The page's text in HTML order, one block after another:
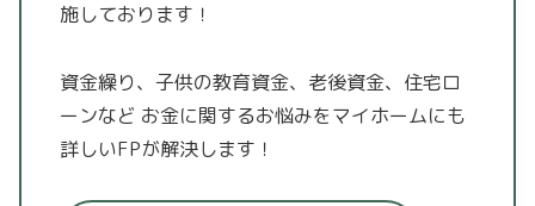
施しております！
資金繰り、子供の教育資金、老後資金、住宅ロ
ーンなど お金に関するお悩みをマイホームにも
詳しいFPが解決します！